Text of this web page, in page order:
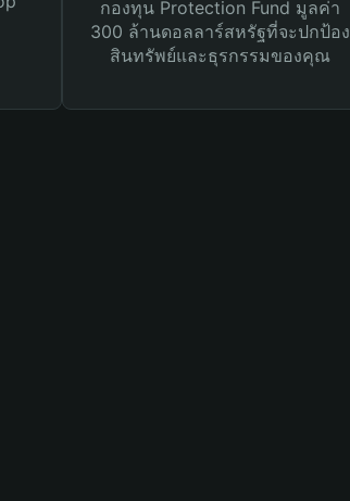
กองทุน Protection Fund มูลค่า
300 ล้านดอลลาร์สหรัฐที่จะปกป้อง
สินทรัพย์และธุรกรรมของคุณ